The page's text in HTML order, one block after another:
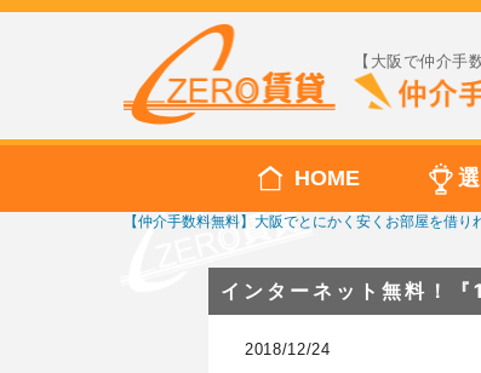
【大阪で仲介手
HOME
【仲介手数料無料】大阪でとにかく安くお部屋を借り
インターネット無料！
2018/12/24